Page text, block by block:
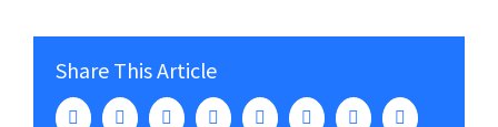
Share This Article
FacebookTwitter LinkedInWhatsAppTumblr PinterestVk Email: